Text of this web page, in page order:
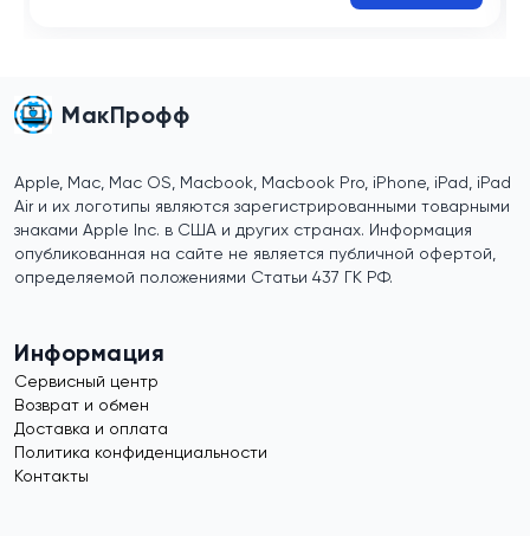
МакПрофф
Apple, Mac, Mac OS, Macbook, Macbook Pro, iPhone, iPad, iPad
Air и их логотипы являются зарегистрированными товарными
знаками Apple Inc. в США и других странах. Информация
опубликованная на сайте не является публичной офертой,
определяемой положениями Статьи 437 ГК РФ.
Информация
Сервисный центр
Возврат и обмен
Доставка и оплата
Политика конфиденциальности
Контакты